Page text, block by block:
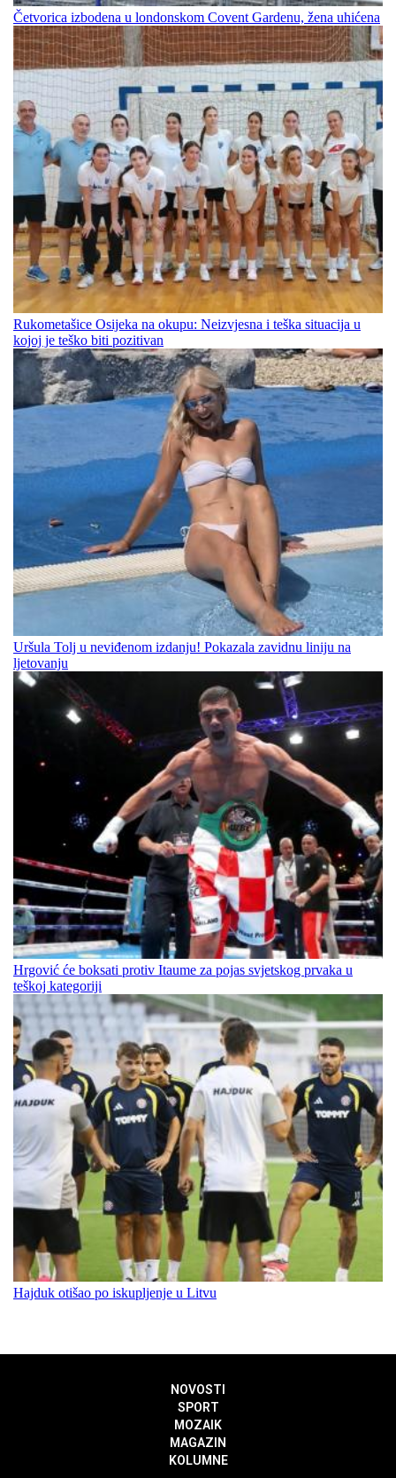
Četvorica izbodena u londonskom Covent Gardenu, žena uhićena
Rukometašice Osijeka na okupu: Neizvjesna i teška situacija u
kojoj je teško biti pozitivan
Uršula Tolj u neviđenom izdanju! Pokazala zavidnu liniju na
ljetovanju
Hrgović će boksati protiv Itaume za pojas svjetskog prvaka u
teškoj kategoriji
Hajduk otišao po iskupljenje u Litvu
NOVOSTI
SPORT
MOZAIK
MAGAZIN
KOLUMNE